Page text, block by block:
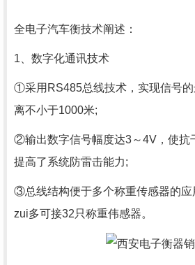
全电子汽车衡技术阐述：
1、数字化通讯技术
①采用RS485总线技术，实现信号
离不小于1000米;
②输出数字信号幅度达3～4V，使抗
提高了系统防雷击能力;
③总线结构便于多个称重传感器的应
zui多可接32只称重伟感器。